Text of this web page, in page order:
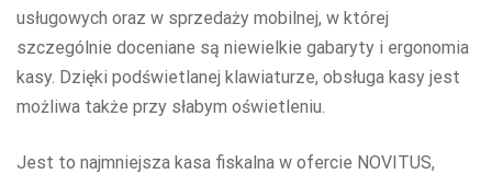
usługowych oraz w sprzedaży mobilnej, w której
szczególnie doceniane są niewielkie gabaryty i ergonomia
kasy. Dzięki podświetlanej klawiaturze, obsługa kasy jest
możliwa także przy słabym oświetleniu.
Jest to najmniejsza kasa fiskalna w ofercie NOVITUS,